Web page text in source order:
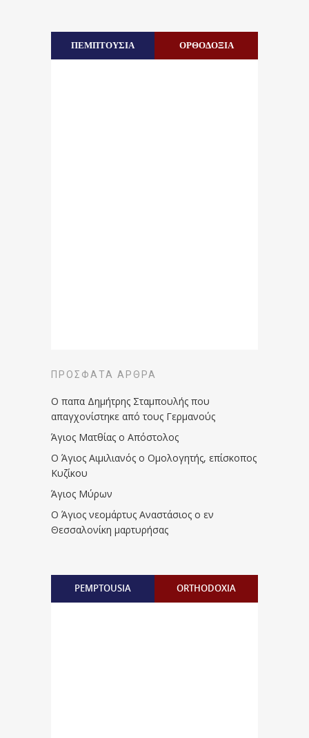
ΠΕΜΠΤΟΥΣΙΑ ΟΡΘΟΔΟΞΙΑ
ΠΡΌΣΦΑΤΑ ΆΡΘΡΑ
Ο παπα Δημήτρης Σταμπουλής που
απαγχονίστηκε από τους Γερμανούς
Άγιος Ματθίας ο Απόστολος
Ο Άγιος Αιμιλιανός ο Ομολογητής, επίσκοπος
Κυζίκου
Άγιος Μύρων
Ο Άγιος νεομάρτυς Αναστάσιος ο εν
Θεσσαλονίκη μαρτυρήσας
PEMPTOUSIA ORTHODOXIA